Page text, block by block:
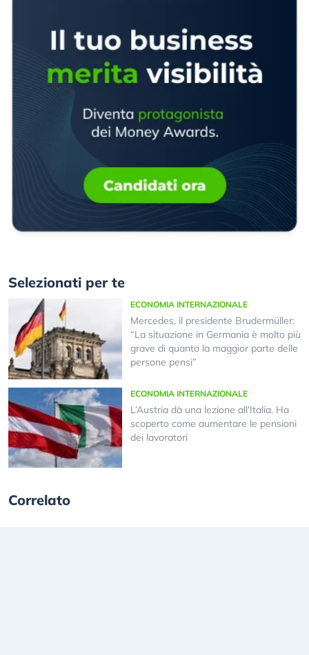
Selezionati per te
ECONOMIA INTERNAZIONALE
Mercedes, il presidente Brudermüller:
“La situazione in Germania è molto più
grave di quanto la maggior parte delle
persone pensi”
ECONOMIA INTERNAZIONALE
L’Austria dà una lezione all’Italia. Ha
scoperto come aumentare le pensioni
dei lavoratori
Correlato